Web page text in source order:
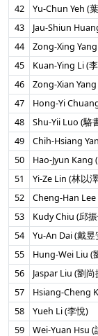
42
Yu-Chun Yeh (
43
Jau-Shiun
44
Zong-Xing
45
Kuan-Ying Li (
46
Zong-Xian
47
Hong-Yi
48
Shu-Yii Luo (駱
49
Chih-Hsiang
50
Hao-Jyun Kang
51
Yi-Ze Lin (林以
52
Cheng-Han
53
Kudy Chiu (邱
54
Yu-An Dai (戴昱
55
Hung-Wei Liu (
56
Jaspar Liu (劉尚
57
Hsiang-Cheng
58
Yueh Li (李悅)
59
Wei-Yuan Hsu (